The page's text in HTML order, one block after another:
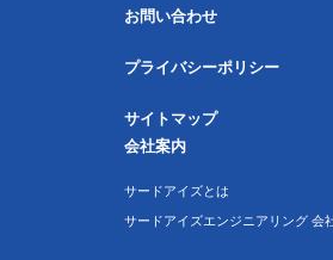
お問い合わせ
プライバシーポリシー
サイトマップ
会社案内
サードアイズとは
サードアイズエンジニアリング 会